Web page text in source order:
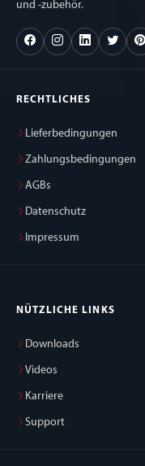
und -zubehör.
RECHTLICHES
Lieferbedingungen
Zahlungsbedingungen
AGBs
Datenschutz
Impressum
NÜTZLICHE LINKS
Downloads
Videos
Karriere
Support